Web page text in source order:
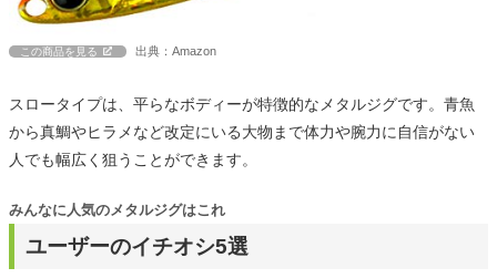
この商品を見る 出典：Amazon
スロータイプは、平らなボディーが特徴的なメタルジグです。青魚
から真鯛やヒラメなど改定にいる大物まで体力や腕力に自信がない
人でも幅広く狙うことができます。
ユーザーのイチオシ5選
みんなに人気のメタルジグはこれ